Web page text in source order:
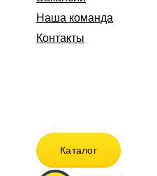
Наша команда
Контакты
Каталог